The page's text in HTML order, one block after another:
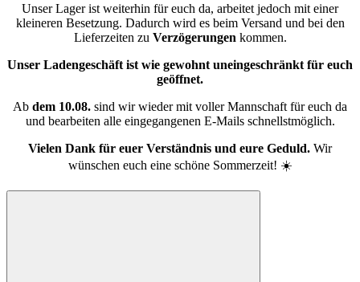
Unser Lager ist weiterhin für euch da, arbeitet jedoch mit einer
kleineren Besetzung. Dadurch wird es beim Versand und bei den
Lieferzeiten zu Verzögerungen kommen.
Unser Ladengeschäft ist wie gewohnt uneingeschränkt für euch
geöffnet.
Ab dem 10.08. sind wir wieder mit voller Mannschaft für euch da
und bearbeiten alle eingegangenen E-Mails schnellstmöglich.
Vielen Dank für euer Verständnis und eure Geduld. Wir
wünschen euch eine schöne Sommerzeit! ☀️